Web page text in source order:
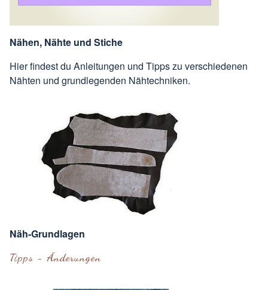
Nähen, Nähte und Stiche
Hier findest du Anleitungen und Tipps zu verschiedenen
Nähten und grundlegenden Nähtechniken.
Näh-Grundlagen
Tipps - Änderungen